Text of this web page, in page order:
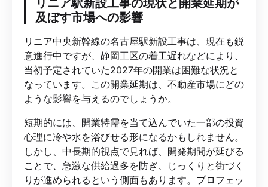
及ぼす市場への影響
リニア中央新幹線の名古屋駅新設工事は、現在も鋭
意進行中ですが、静岡工区の着工遅れなどにより、
当初予定されていた2027年の開業は困難な状況と
なっています。この開業延期は、不動産市場にどの
ような影響を与えるのでしょうか。
短期的には、開業特需を当て込んでいた一部の投資
心理に冷や水を浴びせる形になるかもしれません。
しかし、中長期的視点で見れば、開発期間が延びる
ことで、急激な供給過多を防ぎ、じっくりと街づく
りが進められるという側面もあります。プロフェッ